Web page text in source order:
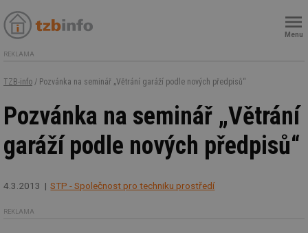
Menu
REKLAMA
TZB-info / Pozvánka na seminář „Větrání garáží podle nových předpisů“
Pozvánka na seminář „Větrání
garáží podle nových předpisů“
4.3.2013 STP - Společnost pro techniku prostředí
REKLAMA